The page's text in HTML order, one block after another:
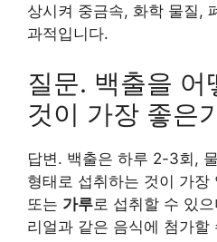
상시켜 중금속, 화학 물질,
과적입니다.
질문. 백출을 어
것이 가장 좋은
답변. 백출은 하루 2-3회,
형태로 섭취하는 것이 가장
또는 가루로 섭취할 수 있
리얼과 같은 음식에 첨가할